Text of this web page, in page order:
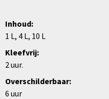
Inhoud
1 L, 4 L, 10 L
Kleefvrij
2 uur.
Overschilderbaar
6 uur